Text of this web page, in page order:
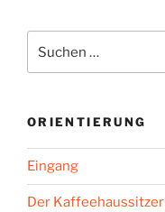
nach:
ORIENTIERUNG
Eingang
Der Kaffeehaussitzer